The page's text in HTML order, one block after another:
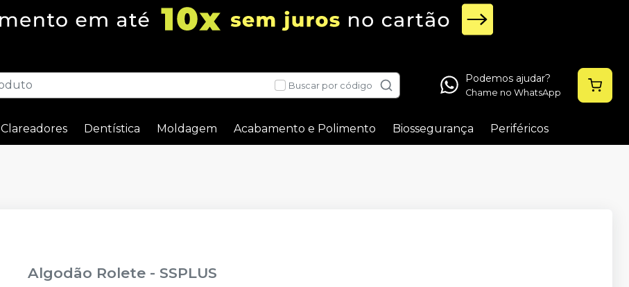
Buscar por código
Podemos ajudar?
Chame no WhatsApp
Clareadores Dentística Moldagem Acabamento e Polimento Biossegurança Periféricos
Algodão Rolete - SSPLUS